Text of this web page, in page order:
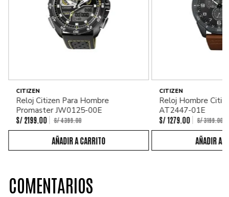
CITIZEN
Reloj Citizen Para Hombre
Promaster JW0125-00E
S/ 2199. 00 S/4399.00
CITIZEN
Reloj Hombre
AT2447-01E
S/ 1279 00 S/3199.00
COMENTARIOS